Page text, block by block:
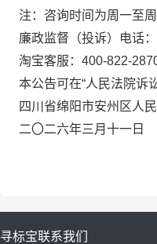
注：咨询时间为周一至
廉政监督（投诉）电话
淘宝客服： 400-822-
本公告可在“人民法院诉
四川省绵阳市安州区人
二〇二六年三 月 十一 日
寻标宝联系我们